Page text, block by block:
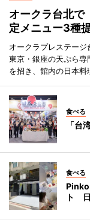
オークラ台北
定メニュー3種
オークラプレステージ
東京・銀座の天ぷら
を招き、館内の日本料
食べる
「台
食べる
ト